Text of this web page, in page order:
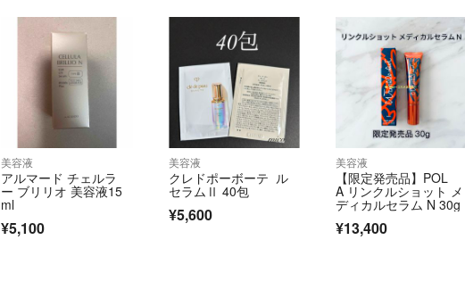
美容液
アルマード チェルラ
ー ブリリオ 美容液15
ml
¥5,100
美容液
クレドポーボーテ ル
セラムⅡ 40包
¥5,600
美容液
【限定発売品】POL
A リンクルショット メ
ディカルセラム N 30g
¥13,400